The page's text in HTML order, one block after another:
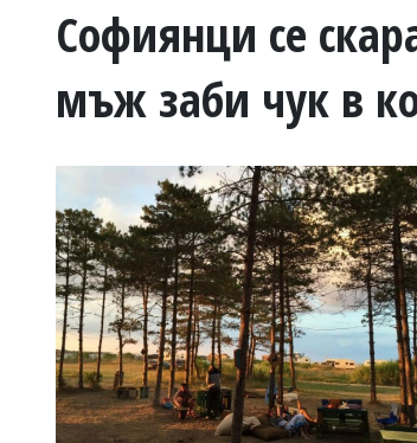
ВОЙНАТА
УКРАЙНА
БИЗНЕС
Управители:
Веселин
Василев,
v.vasilev@flagman.bg
Софиянци се
мъж заби чук в